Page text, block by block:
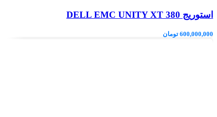
استوریج DELL EMC UNITY XT 380
600,000,000 تومان